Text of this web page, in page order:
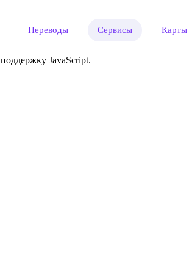
Переводы Сервисы Карты
поддержку JavaScript.